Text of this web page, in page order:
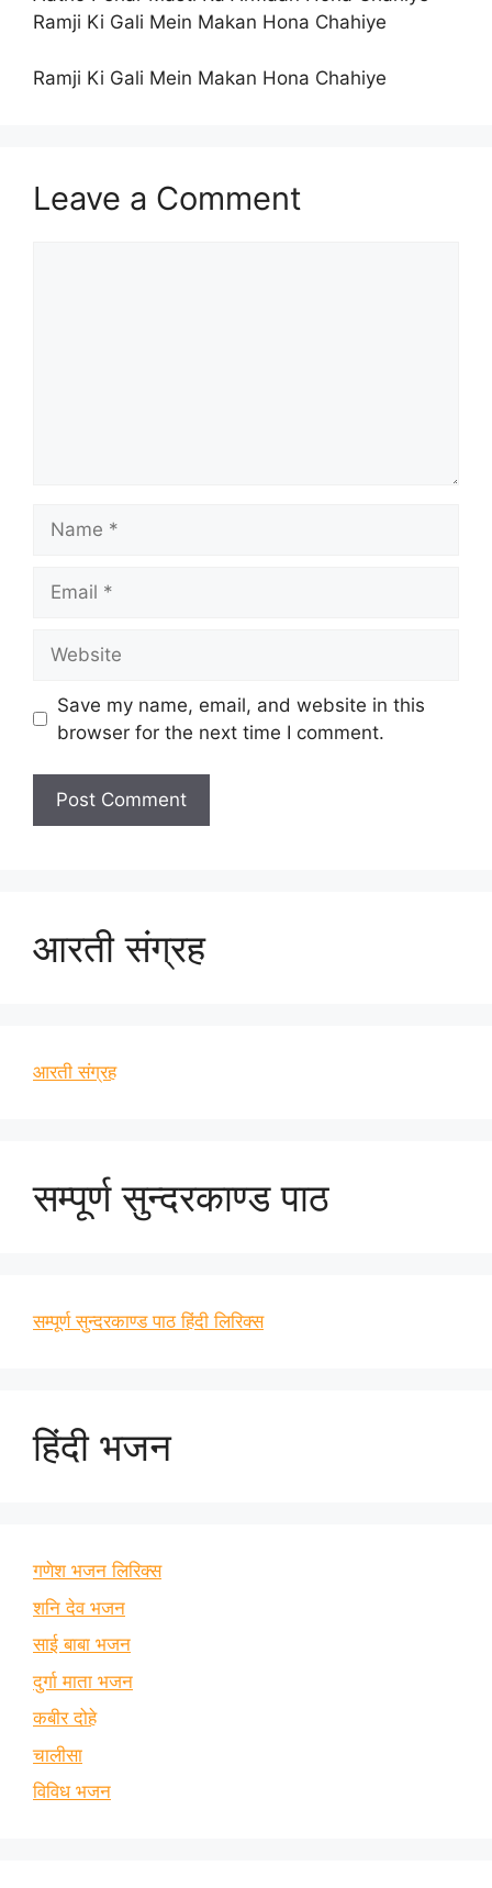
Ramji Ki Gali Mein Makan Hona Chahiye
Ramji Ki Gali Mein Makan Hona Chahiye
Leave a Comment
Save my name, email, and website in this
browser for the next time I comment.
आरती संग्रह
आरती संग्रह
सम्पूर्ण सुन्दरकाण्ड पाठ
सम्पूर्ण सुन्दरकाण्ड पाठ हिंदी लिरिक्स
हिंदी भजन
गणेश भजन लिरिक्स
शनि देव भजन
साई बाबा भजन
दुर्गा माता भजन
कबीर दोहे
चालीसा
विविध भजन